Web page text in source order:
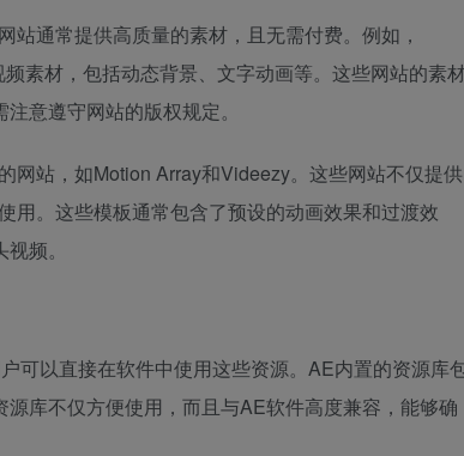
通常提供高质量的素材，且无需付费。例如，
素材，包括动态背景、文字动画等。这些网站的素
意遵守网站的版权规定。
网站，如Motion Array和Videezy。这些网站不仅提供
用。这些模板通常包含了预设的动画效果和过渡效
频。
可以直接在软件中使用这些资源。AE内置的资源库
库不仅方便使用，而且与AE软件高度兼容，能够确